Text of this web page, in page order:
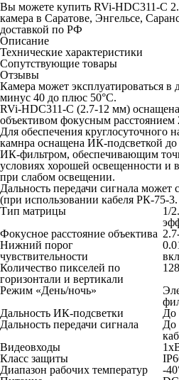
Вы можете купить RVi-HDC311-C
камера в Саратове, Энгельсе,
доставкой по РФ
Описание
Технические характеристики
Сопутствующие товары
Отзывы
Камера может эксплуатироваться в
минус 40 до плюс 50°С.
RVi-HDC311-C (2.7-12 мм)
объективом фокусным расстоянием
Для обеспечения круглосуточного
камнра оснащена ИК-подсветкой
ИК-фильтром, обеспечивающим
условиях хорошей освещенности и
при слабом освещении.
Дальность передачи сигнала может
(при использовании кабеля РК-75-3.
Тип матрицы
1/
Фокусное расстояние объектива
Нижний порог
чувствительности
Количество пикселей по
горизонтали и вертикали
Режим «День/ночь»
Дальность ИК-подсветки
До
Дальность передачи сигнала
До
Видеовходы
Класс защиты
Диапазон рабочих температур
-